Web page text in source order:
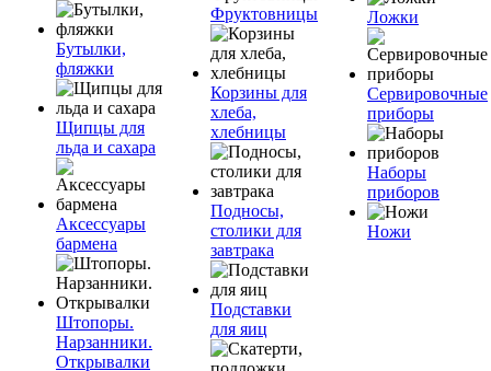
Бутылки,
фляжки
Щипцы для
льда и сахара
Аксессуары
бармена
Штопоры.
Нарзанники.
Открывалки
Фруктовницы
Корзины для
хлеба,
хлебницы
Подносы,
столики для
завтрака
Подставки
для яиц
Ложки
Сервировочные
приборы
Наборы
приборов
Ножи